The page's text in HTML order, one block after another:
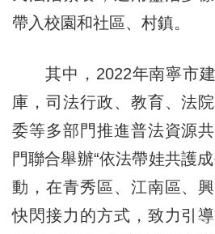
帶入校園和社區、村鎮。
其中，2022年南寧市建
庫，司法行政、教育、法
委等多部門推進普法資源
門聯合舉辦“依法帶娃共護
動，在青秀區、江南區、
快閃接力的方式，致力引